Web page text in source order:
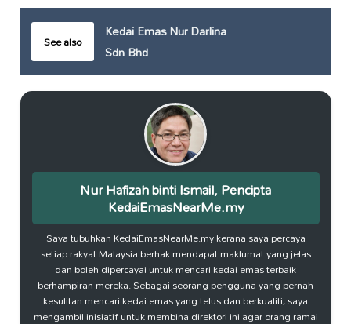
See also
Kedai Emas Nur Darlina
Sdn Bhd
Nur Hafizah binti Ismail, Pencipta
KedaiEmasNearMe.my
Saya tubuhkan KedaiEmasNearMe.my kerana saya percaya
setiap rakyat Malaysia berhak mendapat maklumat yang jelas
dan boleh dipercayai untuk mencari kedai emas terbaik
berhampiran mereka. Sebagai seorang pengguna yang pernah
kesulitan mencari kedai emas yang telus dan berkualiti, saya
mengambil inisiatif untuk membina direktori ini agar orang ramai